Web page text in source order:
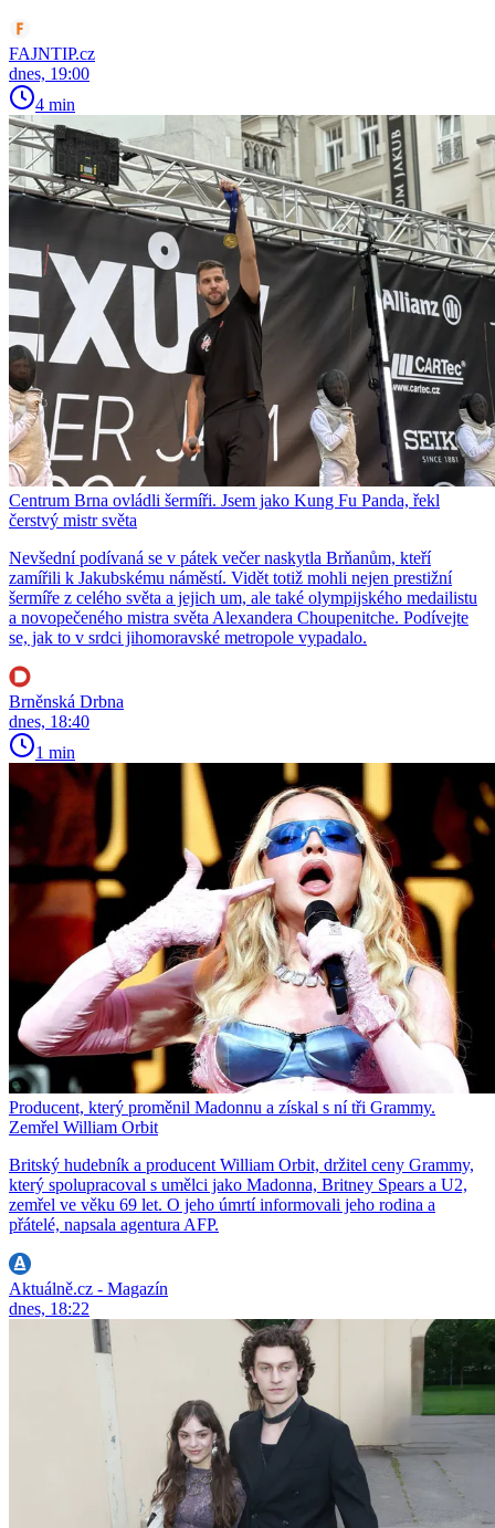
FAJNTIP.cz
dnes, 19:00
4 min
Centrum Brna ovládli šermíři. Jsem jako Kung Fu Panda, řekl
čerstvý mistr světa
Nevšední podívaná se v pátek večer naskytla Brňanům, kteří
zamířili k Jakubskému náměstí. Vidět totiž mohli nejen prestižní
šermíře z celého světa a jejich um, ale také olympijského medailistu
a novopečeného mistra světa Alexandera Choupenitche. Podívejte
se, jak to v srdci jihomoravské metropole vypadalo.
Brněnská Drbna
dnes, 18:40
1 min
Producent, který proměnil Madonnu a získal s ní tři Grammy.
Zemřel William Orbit
Britský hudebník a producent William Orbit, držitel ceny Grammy,
který spolupracoval s umělci jako Madonna, Britney Spears a U2,
zemřel ve věku 69 let. O jeho úmrtí informovali jeho rodina a
přátelé, napsala agentura AFP.
Aktuálně.cz - Magazín
dnes, 18:22